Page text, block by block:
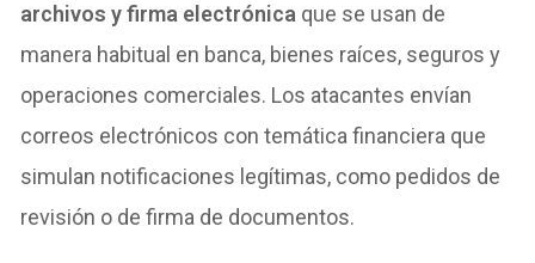
archivos y firma electrónica que se usan de
manera habitual en banca, bienes raíces, seguros y
operaciones comerciales. Los atacantes envían
correos electrónicos con temática financiera que
simulan notificaciones legítimas, como pedidos de
revisión o de firma de documentos.